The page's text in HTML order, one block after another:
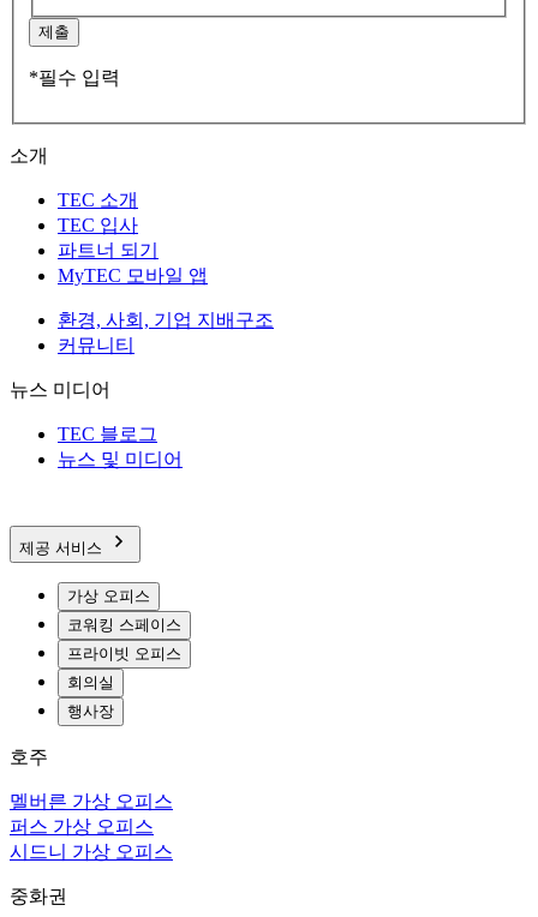
제출
*필수 입력
소개
TEC 소개
TEC 입사
파트너 되기
MyTEC 모바일 앱
환경, 사회, 기업 지배구조
커뮤니티
뉴스 미디어
TEC 블로그
뉴스 및 미디어
제공 서비스
가상 오피스
코워킹 스페이스
프라이빗 오피스
회의실
행사장
호주
멜버른 가상 오피스
퍼스 가상 오피스
시드니 가상 오피스
중화권